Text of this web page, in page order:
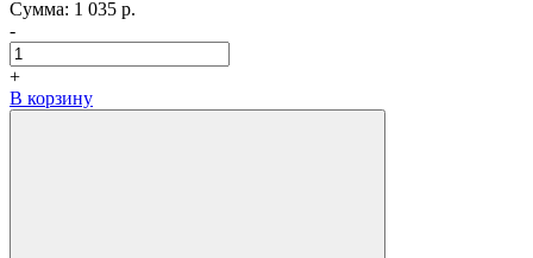
Сумма: 1 035 р.
-
+
В корзину